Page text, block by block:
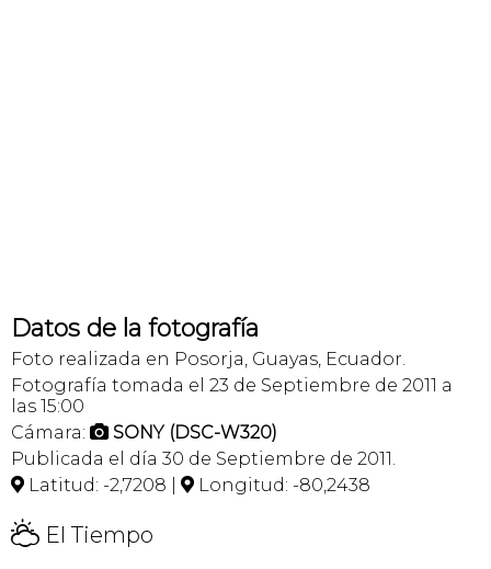
Datos de la fotografía
Foto realizada en Posorja, Guayas, Ecuador.
Fotografía tomada el 23 de Septiembre de 2011 a
las 15:00
Cámara:  SONY (DSC-W320)
Publicada el día 30 de Septiembre de 2011.
 Latitud: -2,7208 |  Longitud: -80,2438
H El Tiempo